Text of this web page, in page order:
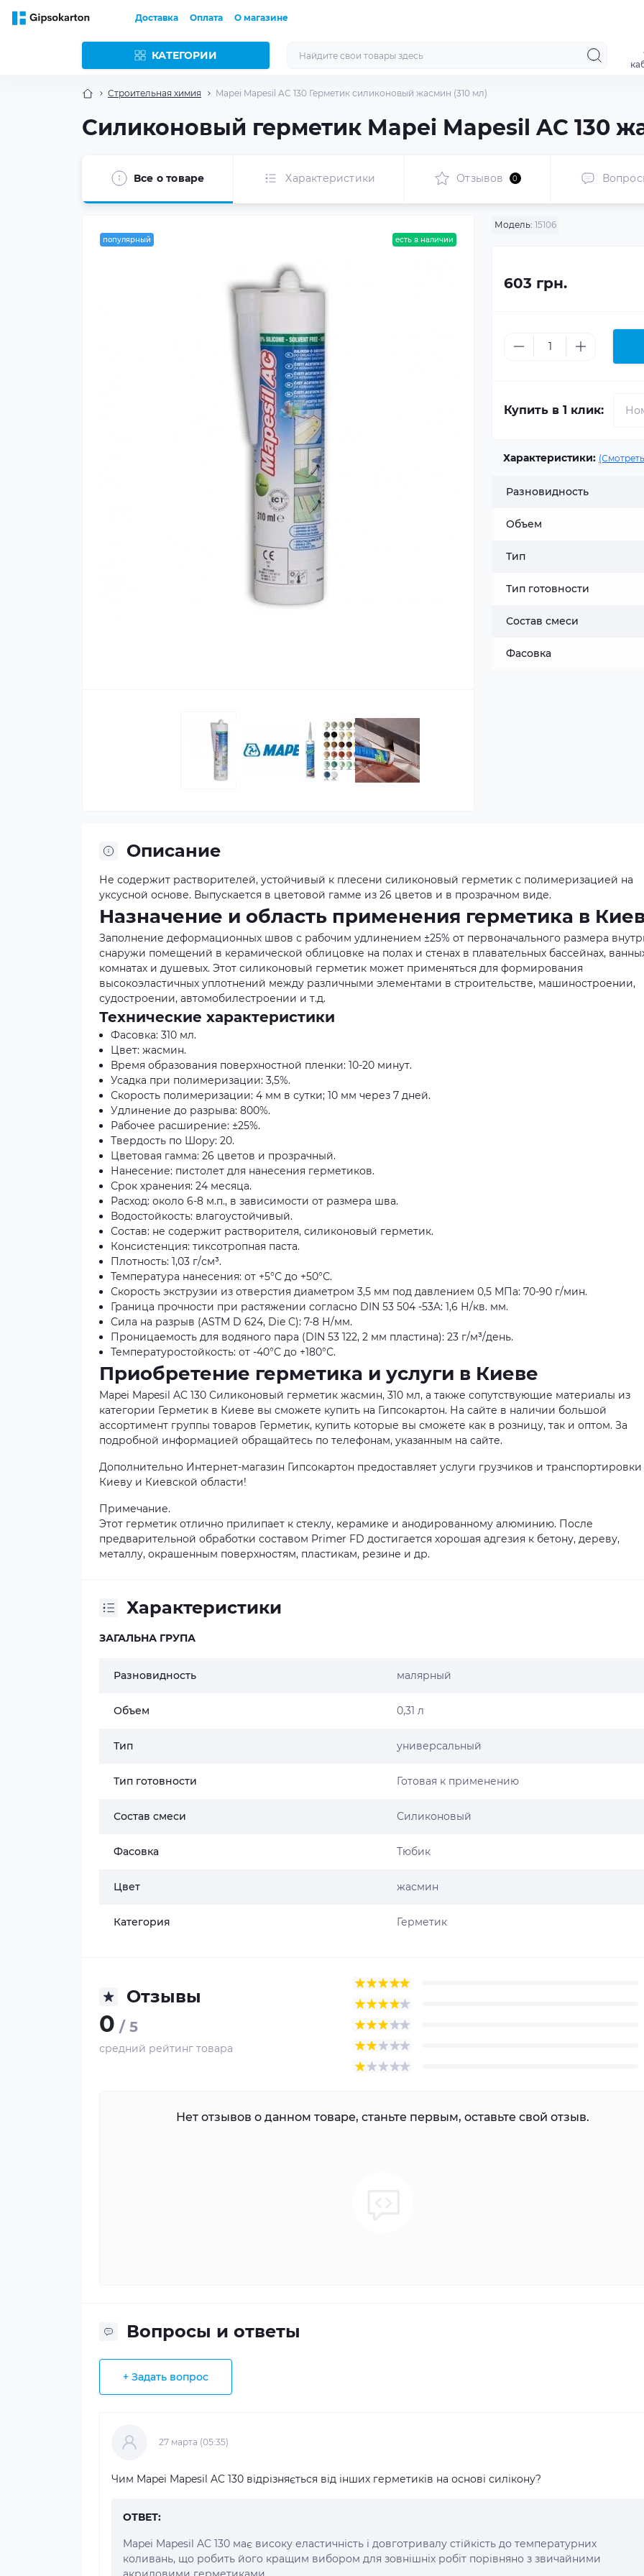
Доставка Оплата О магазине
КАТЕГОРИИ
Строительная химия Mapei Mapesil AC 130 Герметик силиконовый жасмин (310 мл)
Силиконовый герметик Mapei Mapesil AC 130
Все о товаре Характеристики Отзывов 0
популярный есть в наличии
Модель: 15106
603 грн.
Купить в 1 клик:
Характеристики:
Разновидность
Объем
Тип
Тип готовности
Состав смеси
Фасовка
Описание
Не содержит растворителей, устойчивый к плесени силиконовый герметик с полимеризацией на
уксусной основе. Выпускается в цветовой гамме из 26 цветов и в прозрачном виде.
Назначение и область применения герметика в
Заполнение деформационных швов с рабочим удлинением ±25% от первоначального размера
снаружи помещений в керамической облицовке на полах и стенах в плавательных бассейнах,
комнатах и душевых. Этот силиконовый герметик может применяться для формирования
высокоэластичных уплотнений между различными элементами в строительстве, машиностроении,
судостроении, автомобилестроении и т.д.
Технические характеристики
Фасовка: 310 мл.
Цвет: жасмин.
Время образования поверхностной пленки: 10-20 минут.
Усадка при полимеризации: 3,5%.
Скорость полимеризации: 4 мм в сутки; 10 мм через 7 дней.
Удлинение до разрыва: 800%.
Рабочее расширение: ±25%.
Твердость по Шору: 20.
Цветовая гамма: 26 цветов и прозрачный.
Нанесение: пистолет для нанесения герметиков.
Срок хранения: 24 месяца.
Расход: около 6-8 м.п., в зависимости от размера шва.
Водостойкость: влагоустойчивый.
Состав: не содержит растворителя, силиконовый герметик.
Консистенция: тиксотропная паста.
Плотность: 1,03 г/см³.
Температура нанесения: от +5°С до +50°С.
Скорость экструзии из отверстия диаметром 3,5 мм под давлением 0,5 МПа: 70-90 г/мин.
Граница прочности при растяжении согласно DIN 53 504 -53A: 1,6 Н/кв. мм.
Сила на разрыв (ASTM D 624, Die C): 7-8 Н/мм.
Проницаемость для водяного пара (DIN 53 122, 2 мм пластина): 23 г/м³/день.
Температуростойкость: от -40°С до +180°С.
Приобретение герметика и услуги в Киеве
Mapei Mapesil AC 130 Силиконовый герметик жасмин, 310 мл, а также сопутствующие материалы из
категории Герметик в Киеве вы сможете купить на Гипсокартон. На сайте в наличии большой
ассортимент группы товаров Герметик, купить которые вы сможете как в розницу, так и оптом. За
подробной информацией обращайтесь по телефонам, указанным на сайте.
Дополнительно Интернет-магазин Гипсокартон предоставляет услуги грузчиков и
Киеву и Киевской области!
Примечание.
Этот герметик отлично прилипает к стеклу, керамике и анодированному алюминию. После
предварительной обработки составом Primer FD достигается хорошая адгезия к бетону, дереву,
металлу, окрашенным поверхностям, пластикам, резине и др.
Характеристики
ЗАГАЛЬНА ГРУПА
Разновидность малярный
Объем 0,31 л
Тип универсальный
Тип готовности Готовая к применению
Состав смеси Силиконовый
Фасовка Тюбик
Цвет жасмин
Категория Герметик
Отзывы
0 / 5
средний рейтинг товара
Нет отзывов о данном товаре, станьте первым, оставьте свой отзыв.
Вопросы и ответы
+ Задать вопрос
27 марта (05:35)
Чим Mapei Mapesil AC 130 відрізняється від інших герметиків на основі силікону?
ОТВЕТ:
Mapei Mapesil AC 130 має високу еластичність і довготривалу стійкість до температурних
коливань, що робить його кращим вибором для зовнішніх робіт порівняно з звичайними